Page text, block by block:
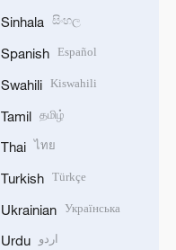
Sinhala සිංහල
Spanish Español
Swahili Kiswahili
Tamil தமிழ்
Thai ไทย
Turkish Türkçe
Ukrainian Українська
Urdu اردو